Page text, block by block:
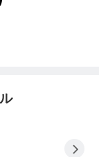
は、食生活や
などが引き金
うとする気持
や周りの大人